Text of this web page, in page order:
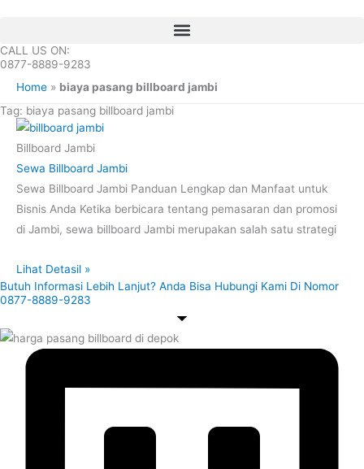
content
CALL US ON:
0877-8889-9283
Home » biaya pasang billboard jambi
Tag: biaya pasang billboard jambi
Billboard Jambi
Sewa Billboard Jambi
Sewa Billboard Jambi Panduan Lengkap dan Manfaat untuk
Bisnis Anda Ketika berbicara tentang pemasaran dan promosi
di Jambi, sewa billboard Jambi merupakan salah satu strategi
Lihat Detasil »
Butuh Informasi Lebih Lanjut? Anda Bisa Hubungi Kami Di Nomor
0877-8889-9283